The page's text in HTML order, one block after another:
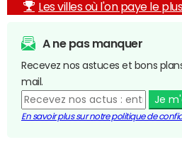
Les villes où l'on paye le
A ne pas manquer
Recevez nos astuces et bons
mail.
Je
En savoir plus sur notre politique de